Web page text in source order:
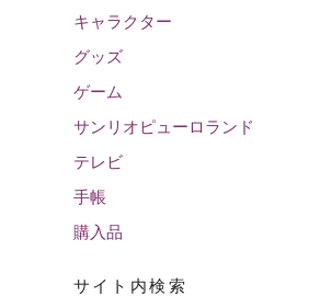
キャラクター
グッズ
ゲーム
サンリオピューロランド
テレビ
手帳
購入品
サイト内検索